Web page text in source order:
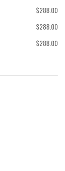
$288.00
$288.00
$288.00